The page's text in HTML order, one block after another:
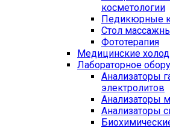
косметологии
Педикюрные
Стол
Фототерапия
Медицинские
Лабораторное
Анализаторы
электролитов
Анализаторы
Анализаторы